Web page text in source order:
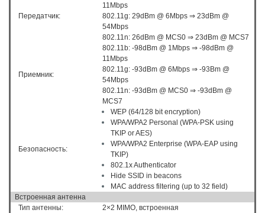
Передатчик:
11Mbps
802.11g: 29dBm @ 6Mbps ⇒ 23dBm @
54Mbps
802.11n: 26dBm @ MCS0 ⇒ 23dBm @ MCS7
Приемник:
802.11b: -98dBm @ 1Mbps ⇒ -98dBm @
11Mbps
802.11g: -93dBm @ 6Mbps ⇒ -93Bm @
54Mbps
802.11n: -93dBm @ MCS0 ⇒ -93dBm @
MCS7
Безопасность:
WEP (64/128 bit encryption)
WPA/WPA2 Personal (WPA-PSK using
TKIP or AES)
WPA/WPA2 Enterprise (WPA-EAP using
TKIP)
802.1x Authenticator
Hide SSID in beacons
MAC address filtering (up to 32 field)
Встроенная антенна
Тип антенны:
2×2 MIMO, встроенная